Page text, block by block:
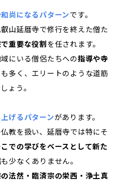
尚になるパターンです。
山延暦寺で修行を終えた僧た
重要な役割を任されます。
にいる僧侶たちへの指導や寺
多く、エリートのような道筋
ょう。
げるパターンがあります。
教を扱い、延暦寺では特にそ
での学びをベースとして新た
少なくありません。
法然・臨済宗の栄西・浄土真